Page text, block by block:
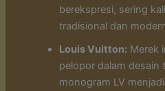
berekspresi, sering
tradisional dan
Louis Vuitton: Merek
pelopor dalam desain
monogram LV